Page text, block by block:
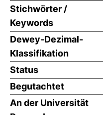
Stichwörter /
Keywords
Dewey-Dezimal-
Klassifikation
Status
Begutachtet
An der Universität